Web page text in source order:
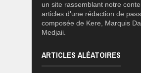
un site rassemblant notre
articles d'une rédaction de
composée de Kere, Marquis
Medjaii.
ARTICLES ALÉATOIRES